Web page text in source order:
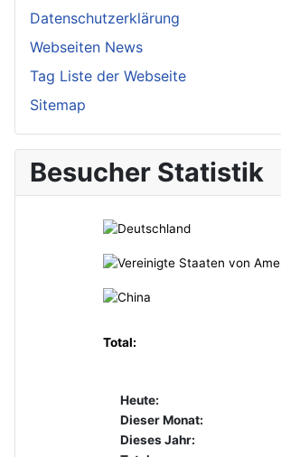
Datenschutzerklärung
Webseiten News
Tag Liste der Webseite
Sitemap
Besucher Statistik
Total:
Heute:
Dieser Monat:
Dieses Jahr: